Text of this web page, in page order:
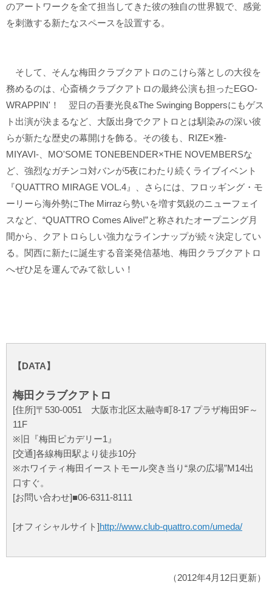
のアートワークを全て担当してきた彼の独自の世界観で、感覚
を刺激する新たなスペースを設置する。
そして、そんな梅田クラブクアトロのこけら落としの大役を
務めるのは、心斎橋クラブクアトロの最終公演も担ったEGO-
WRAPPIN'！ 翌日の吾妻光良&The Swinging Boppersにもゲス
ト出演が決まるなど、大阪出身でクアトロとは馴染みの深い彼
らが新たな歴史の幕開けを飾る。その後も、RIZE×雅-
MIYAVI-、MO'SOME TONEBENDER×THE NOVEMBERSな
ど、強烈なガチンコ対バンが5夜にわたり続くライブイベント
『QUATTRO MIRAGE VOL.4』、さらには、フロッギング・モ
ーリーら海外勢にThe Mirrazら勢いを増す気鋭のニューフェイ
スなど、“QUATTRO Comes Alive!”と称されたオープニング月
間から、クアトロらしい強力なラインナップが続々決定してい
る。関西に新たに誕生する音楽発信基地、梅田クラブクアトロ
へぜひ足を運んでみて欲しい！
【DATA】
梅田クラブクアトロ
[住所]〒530-0051 大阪市北区太融寺町8-17 プラザ梅田9F～
11F
※旧『梅田ピカデリー1』
[交通]各線梅田駅より徒歩10分
※ホワイティ梅田イーストモール突き当り“泉の広場”M14出
口すぐ。
[お問い合わせ]■06-6311-8111
[オフィシャルサイト]http://www.club-quattro.com/umeda/
（2012年4月12日更新）